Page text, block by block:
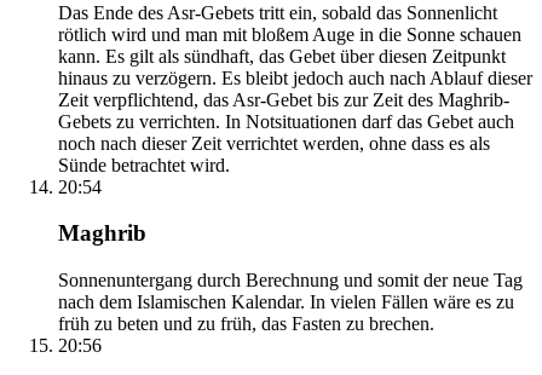
Das Ende des Asr-Gebets tritt ein, sobald das Sonnenlicht
rötlich wird und man mit bloßem Auge in die Sonne schauen
kann. Es gilt als sündhaft, das Gebet über diesen Zeitpunkt
hinaus zu verzögern. Es bleibt jedoch auch nach Ablauf dieser
Zeit verpflichtend, das Asr-Gebet bis zur Zeit des Maghrib-
Gebets zu verrichten. In Notsituationen darf das Gebet auch
noch nach dieser Zeit verrichtet werden, ohne dass es als
Sünde betrachtet wird.
20:54
Maghrib
Sonnenuntergang durch Berechnung und somit der neue Tag
nach dem Islamischen Kalendar. In vielen Fällen wäre es zu
früh zu beten und zu früh, das Fasten zu brechen.
20:56